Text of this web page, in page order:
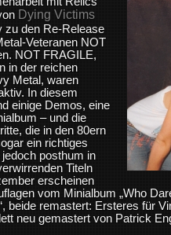
Dying Victims
zu den Re-Release
Veteranen NOT
NOT FRAGILE,
in der reichen
Metal, waren
In diesem
einige Demos, eine
– und die
die in den 80ern
ein richtiges
posthum in
Titeln
erscheinen
vom Minialbum „Who
beide remastert: Ersteres für
neu gemastert von Patrick